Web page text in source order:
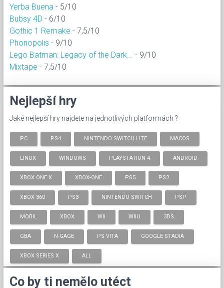
Yerba Buena - 5/10
Bubsy 4D - 6/10
Gothic 1 Remake - 7,5/10
Phonopolis - 9/10
Lego Batman: Legacy of the Dark...
- 9/10
Mixtape - 7,5/10
Nejlepší hry
Jaké nejlepší hry najdete na jednotlivých platformách ?
PC PS4 NINTENDO SWITCH LITE MACOS
LINUX WINDOWS PLAYSTATION 4 ANDROID
XBOX ONE X XBOX-ONE PS5 PS2
XBOX 360 PS3 NINTENDO SWITCH PSP
MOBIL XBOX WII WIIU 3DS
GBA N-GAGE PS VITA GOOGLE STADIA
XBOX SERIES X ALL
Co by ti nemělo utéct